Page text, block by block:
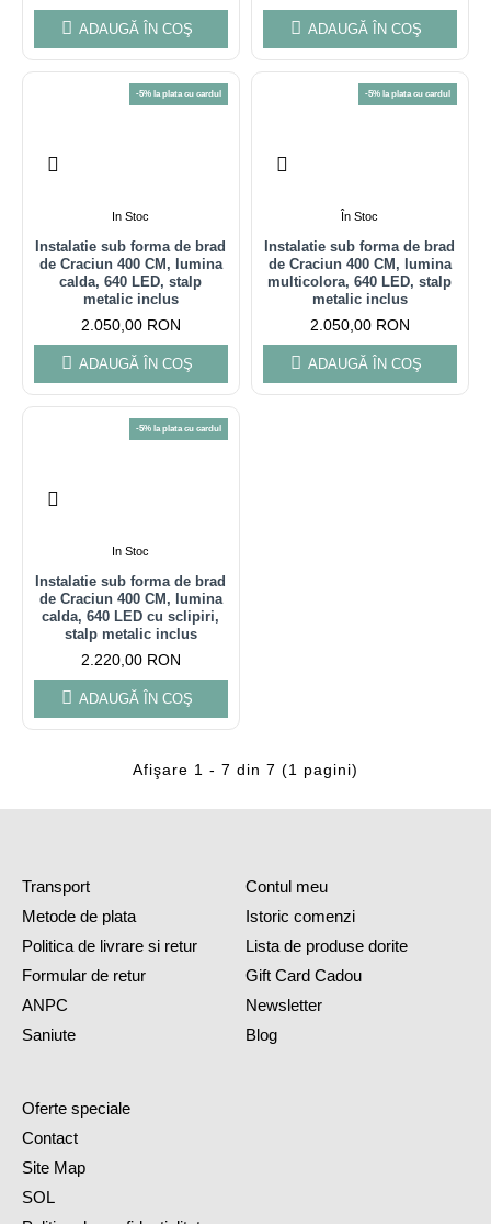
ADAUGĂ ÎN COŞ ADAUGĂ ÎN COŞ
-5% la plata cu cardul
In Stoc
Instalatie sub forma de brad
de Craciun 400 CM, lumina
calda, 640 LED, stalp
metalic inclus
2.050,00 RON
ADAUGĂ ÎN COŞ
-5% la plata cu cardul
În Stoc
Instalatie sub forma de brad
de Craciun 400 CM, lumina
multicolora, 640 LED, stalp
metalic inclus
2.050,00 RON
ADAUGĂ ÎN COŞ
-5% la plata cu cardul
In Stoc
Instalatie sub forma de brad
de Craciun 400 CM, lumina
calda, 640 LED cu sclipiri,
stalp metalic inclus
2.220,00 RON
ADAUGĂ ÎN COŞ
Afişare 1 - 7 din 7 (1 pagini)
Transport
Metode de plata
Politica de livrare si retur
Formular de retur
ANPC
Saniute
Contul meu
Istoric comenzi
Lista de produse dorite
Gift Card Cadou
Newsletter
Blog
Oferte speciale
Contact
Site Map
SOL